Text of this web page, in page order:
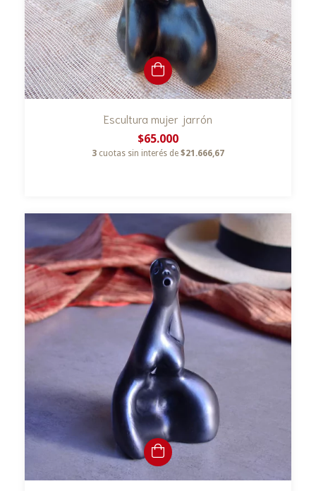
Escultura mujer jarrón
$65.000
3 cuotas sin interés de $21.666,67